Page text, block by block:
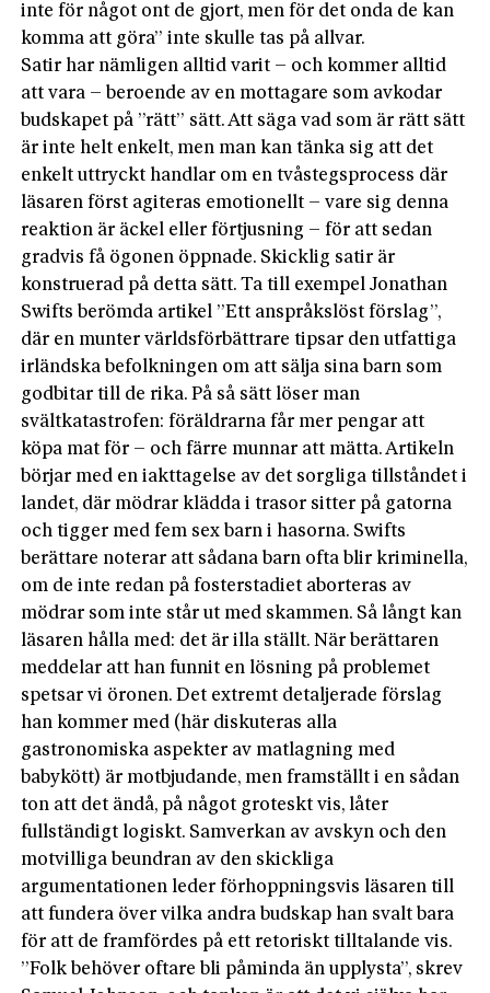
inte för något ont de gjort, men för det onda de kan
komma att göra” inte skulle tas på allvar.
Satir har nämligen alltid varit – och kommer alltid
att vara – beroende av en mottagare som avkodar
budskapet på ”rätt” sätt. Att säga vad som är rätt sätt
är inte helt enkelt, men man kan tänka sig att det
enkelt uttryckt handlar om en tvåstegsprocess där
läsaren först agiteras emotionellt – vare sig denna
reaktion är äckel eller förtjusning – för att sedan
gradvis få ögonen öppnade. Skicklig satir är
konstruerad på detta sätt. Ta till exempel Jonathan
Swifts berömda artikel ”Ett anspråkslöst förslag”,
där en munter världsförbättrare tipsar den utfattiga
irländska befolkningen om att sälja sina barn som
godbitar till de rika. På så sätt löser man
svältkatastrofen: föräldrarna får mer pengar att
köpa mat för – och färre munnar att mätta. Artikeln
börjar med en iakttagelse av det sorgliga tillståndet i
landet, där mödrar klädda i trasor sitter på gatorna
och tigger med fem sex barn i hasorna. Swifts
berättare noterar att sådana barn ofta blir kriminella,
om de inte redan på fosterstadiet aborteras av
mödrar som inte står ut med skammen. Så långt kan
läsaren hålla med: det är illa ställt. När berättaren
meddelar att han funnit en lösning på problemet
spetsar vi öronen. Det extremt detaljerade förslag
han kommer med (här diskuteras alla
gastronomiska aspekter av matlagning med
babykött) är motbjudande, men framställt i en sådan
ton att det ändå, på något groteskt vis, låter
fullständigt logiskt. Samverkan av avskyn och den
motvilliga beundran av den skickliga
argumentationen leder förhoppningsvis läsaren till
att fundera över vilka andra budskap han svalt bara
för att de framfördes på ett retoriskt tilltalande vis.
”Folk behöver oftare bli påminda än upplysta”, skrev